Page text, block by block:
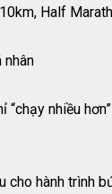
Half
nhân
“chạy nhiều
cho hành trình